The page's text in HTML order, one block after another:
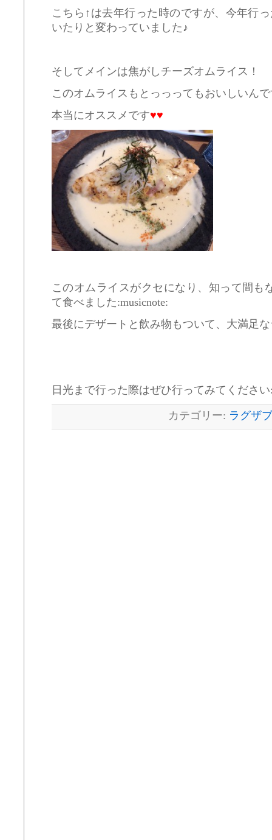
こちら↑は去年行った時のですが、今年行
いたりと変わっていました♪
そしてメインは焦がしチーズオムライス！
このオムライスもとっっってもおいしいん
本当にオススメです♥♥
このオムライスがクセになり、知って間も
て食べました:musicnote:
最後にデザートと飲み物もついて、大満足
日光まで行った際はぜひ行ってみてください
カテゴリー: ラグザ